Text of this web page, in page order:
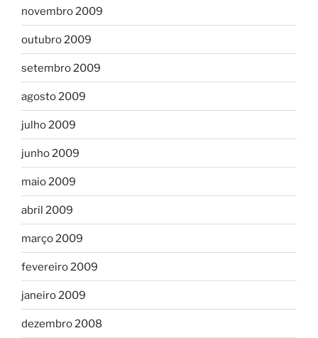
novembro 2009
outubro 2009
setembro 2009
agosto 2009
julho 2009
junho 2009
maio 2009
abril 2009
março 2009
fevereiro 2009
janeiro 2009
dezembro 2008